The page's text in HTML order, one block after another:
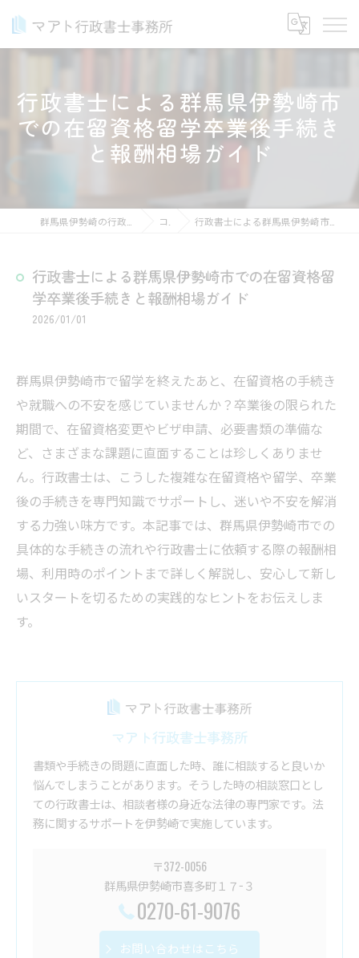
行政書士による群馬県伊勢崎市
での在留資格留学卒業後手続き
と報酬相場ガイド
コラム 行政書士による群馬県伊勢崎市での在留資格留学卒業後手続きと報酬相場ガイド
行政書士による群馬県伊勢崎市での在留資格留
学卒業後手続きと報酬相場ガイド
2026/01/01
群馬県伊勢崎市で留学を終えたあと、在留資格の手続き
や就職への不安を感じていませんか？卒業後の限られた
期間で、在留資格変更やビザ申請、必要書類の準備な
ど、さまざまな課題に直面することは珍しくありませ
ん。行政書士は、こうした複雑な在留資格や留学、卒業
後の手続きを専門知識でサポートし、迷いや不安を解消
する力強い味方です。本記事では、群馬県伊勢崎市での
具体的な手続きの流れや行政書士に依頼する際の報酬相
場、利用時のポイントまで詳しく解説し、安心して新し
いスタートを切るための実践的なヒントをお伝えしま
す。
マアト行政書士事務所
書類や手続きの問題に直面した時、誰に相談すると良いか
悩んでしまうことがあります。そうした時の相談窓口とし
ての行政書士は、相談者様の身近な法律の専門家です。法
務に関するサポートを伊勢崎で実施しています。
〒372-0056
群馬県伊勢崎市喜多町１７−３
0270-61-9076
お問い合わせはこちら